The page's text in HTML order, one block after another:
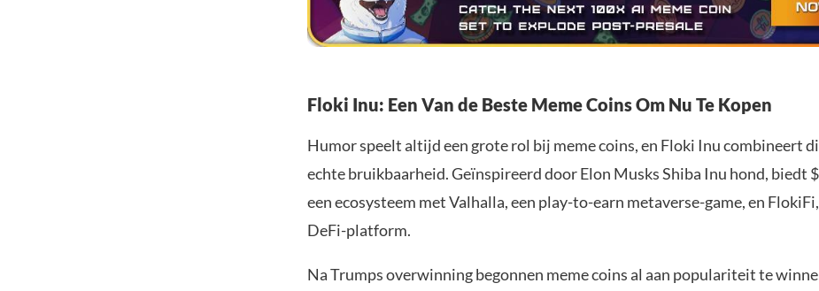
Floki Inu: Een Van de Beste Meme Coins Om Nu Te Kopen
Humor speelt altijd een grote rol bij meme coins, en Floki Inu combineert
echte bruikbaarheid. Geïnspireerd door Elon Musks Shiba Inu hond, biedt
een ecosysteem met Valhalla, een play-to-earn metaverse-game, en
DeFi-platform.
Na Trumps overwinning begonnen meme coins al aan populariteit te